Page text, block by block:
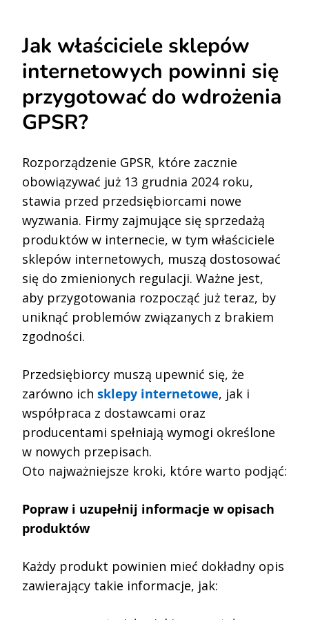
Jak właściciele sklepów
internetowych powinni się
przygotować do wdrożenia
GPSR?
Rozporządzenie GPSR, które zacznie
obowiązywać już 13 grudnia 2024 roku,
stawia przed przedsiębiorcami nowe
wyzwania. Firmy zajmujące się sprzedażą
produktów w internecie, w tym właściciele
sklepów internetowych, muszą dostosować
się do zmienionych regulacji. Ważne jest,
aby przygotowania rozpocząć już teraz, by
uniknąć problemów związanych z brakiem
zgodności.
Przedsiębiorcy muszą upewnić się, że
zarówno ich sklepy internetowe, jak i
współpraca z dostawcami oraz
producentami spełniają wymogi określone
w nowych przepisach.
Oto najważniejsze kroki, które warto podjąć:
Popraw i uzupełnij informacje w opisach
produktów
Każdy produkt powinien mieć dokładny opis
zawierający takie informacje, jak: